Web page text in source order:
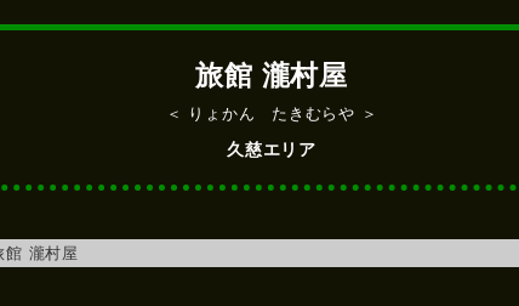
旅館 瀧村屋
＜ りょかん たきむらや ＞
久慈エリア
館 瀧村屋